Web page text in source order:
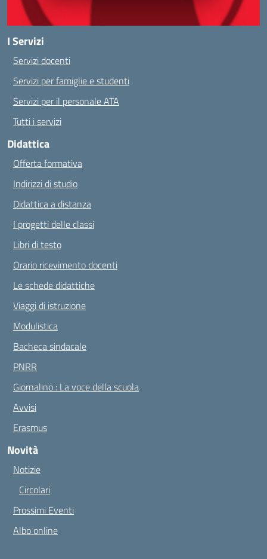
I Servizi
Servizi docenti
Servizi per famiglie e studenti
Servizi per il personale ATA
Tutti i servizi
Didattica
Offerta formativa
Indirizzi di studio
Didattica a distanza
I progetti delle classi
Libri di testo
Orario ricevimento docenti
Le schede didattiche
Viaggi di istruzione
Modulistica
Bacheca sindacale
PNRR
Giornalino : La voce della scuola
Avvisi
Erasmus
Novità
Notizie
Circolari
Prossimi Eventi
Albo online